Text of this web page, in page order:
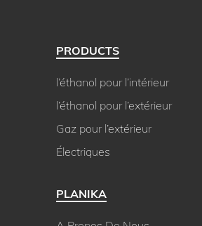
PRODUCTS
l’éthanol pour l’intérieur
l’éthanol pour l’extérieur
Gaz pour l’extérieur
Électriques
PLANIKA